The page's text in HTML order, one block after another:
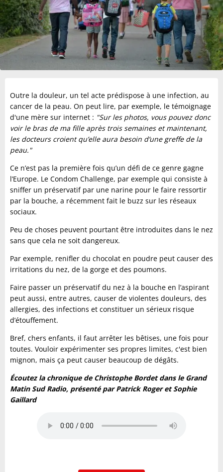
Outre la douleur, un tel acte prédispose à une infection, au
cancer de la peau. On peut lire, par exemple, le témoignage
d'une mère sur internet : "Sur les photos, vous pouvez donc
voir le bras de ma fille après trois semaines et maintenant,
les docteurs croient qu’elle aura besoin d’une greffe de la
peau."
Ce n’est pas la première fois qu’un défi de ce genre gagne
l’Europe. Le Condom Challenge, par exemple qui consiste à
sniffer un préservatif par une narine pour le faire ressortir
par la bouche, a récemment fait le buzz sur les réseaux
sociaux.
Peu de choses peuvent pourtant être introduites dans le nez
sans que cela ne soit dangereux.
Par exemple, renifler du chocolat en poudre peut causer des
irritations du nez, de la gorge et des poumons.
Faire passer un préservatif du nez à la bouche en l’aspirant
peut aussi, entre autres, causer de violentes douleurs, des
allergies, des infections et constituer un sérieux risque
d’étouffement.
Bref, chers enfants, il faut arrêter les bêtises, une fois pour
toutes. Vouloir expérimenter ses propres limites, c'est bien
mignon, mais ça peut causer beaucoup de dégâts.
Écoutez la chronique de Christophe Bordet dans le Grand
Matin Sud Radio, présenté par Patrick Roger et Sophie
Gaillard